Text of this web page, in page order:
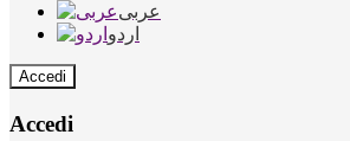
عربى
اردو
Accedi
Accedi